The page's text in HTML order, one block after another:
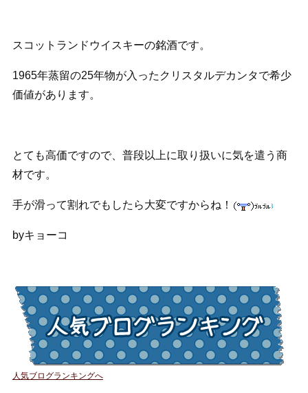
スコットランドウイスキーの銘酒です。
1965年蒸留の25年物が入ったクリスタルデカンタで希少
価値があります。
とても高価ですので、普段以上に取り扱いに気を遣う商
材です。
手が滑って割れでもしたら大変ですからね！
byキョーコ
人気ブログランキングへ